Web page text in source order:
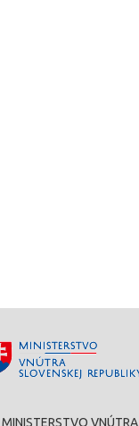
MINISTERSTVO VNÚTRA